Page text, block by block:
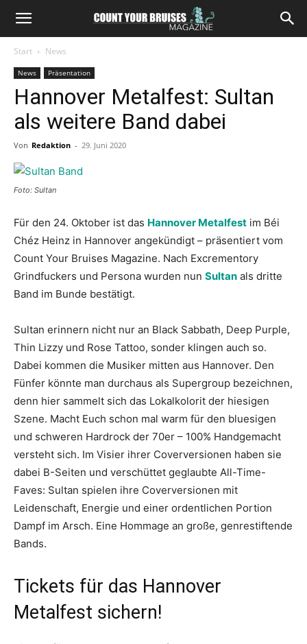
Start News
News Präsentation
Hannover Metalfest: Sultan
als weitere Band dabei
Von Redaktion - 29. Juni 2020
Foto: Sultan
Für den 24. Oktober ist das Hannover Metalfest im Béi
Chéz Heinz in Hannover angekündigt – präsentiert vom
Count Your Bruises Magazine. Nach Excrementory
Grindfuckers und Persona wurden nun Sultan als dritte
Band im Bunde bestätigt.
Sultan erinnern nicht nur an Black Sabbath, Deep Purple,
Thin Lizzy und Rose Tattoo, sonder klingen auch so.
Dabei kommen die Musiker mitten aus Hannover. Den
Fünfer könnte man durchaus als Supergroup bezeichnen,
denn hier sammelt sich das Lokalkolorit der hiesigen
Szene. Macht Euch schon mal warm für den bluesigen
und schweren Hardrock der 70er – 100% Handgemacht
versteht sich. Im Visier ihrer Coverversionen haben sie
dabei B-Seiten und verschüttet geglaubte All-Time-
Faves: Sultan spielen ihre Coverversionen mit
Leidenschaft, Energie und einer ordentlichen Portion
Dampf im Arsch. Eine Hommage an große, genrestiftende
Bands.
Tickets für das Hannover
Metalfest sichern!